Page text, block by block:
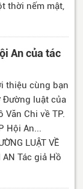
thời nếm mật,
An của tác
thiệu cùng bạn
Đường luật của
Văn Chi về TP.
Hội An...
LUẬT VỀ
AN Tác giả Hồ